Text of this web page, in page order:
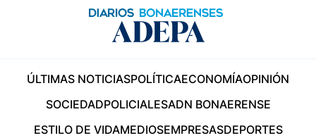
ÚLTIMAS NOTICIASPOLÍTICAECONOMÍAOPINIÓN
SOCIEDADPOLICIALESADN BONAERENSE
ESTILO DE VIDAMEDIOSEMPRESASDEPORTES